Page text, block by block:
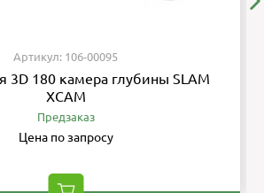
Артикул: 106-00095
3D 180 камера глубины SLAM
XCAM
Предзаказ
Цена по запросу